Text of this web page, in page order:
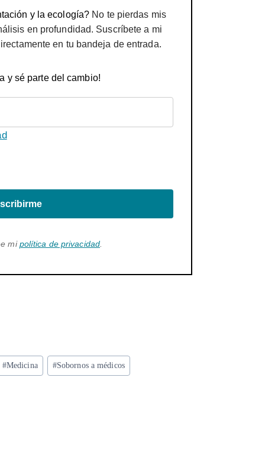
y la ecología? No te pierdas mis
en profundidad. Suscríbete a mi
en tu bandeja de entrada.
y sé parte del cambio!
mipolítica de privacidad
#Medicina #Sobornos a médicos